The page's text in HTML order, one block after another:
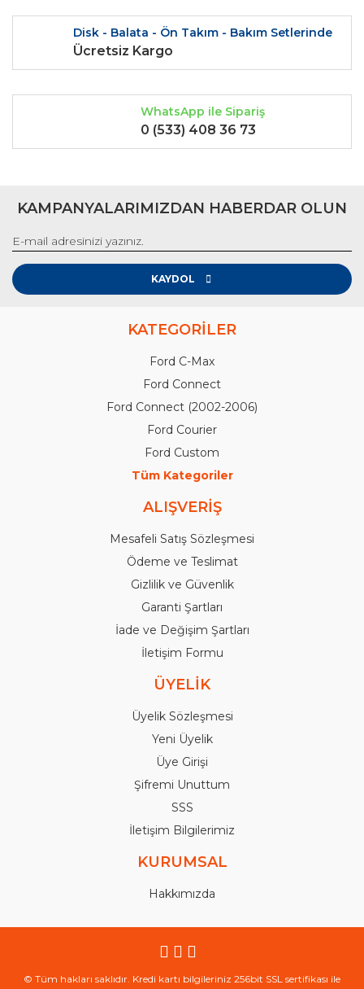
Gönder
Disk - Balata - Ön Takım - Bakım Setlerinde
Ücretsiz Kargo
WhatsApp ile Sipariş
0 (533) 408 36 73
KAMPANYALARIMIZDAN HABERDAR OLUN
KAYDOL
KATEGORİLER
Ford C-Max
Ford Connect
Ford Connect (2002-2006)
Ford Courier
Ford Custom
Tüm Kategoriler
ALIŞVERİŞ
Mesafeli Satış Sözleşmesi
Ödeme ve Teslimat
Gizlilik ve Güvenlik
Garanti Şartları
İade ve Değişim Şartları
İletişim Formu
ÜYELİK
Üyelik Sözleşmesi
Yeni Üyelik
Üye Girişi
Şifremi Unuttum
SSS
İletişim Bilgilerimiz
KURUMSAL
Hakkımızda
© Tüm hakları saklıdır. Kredi kartı bilgileriniz 256bit SSL sertifikası ile